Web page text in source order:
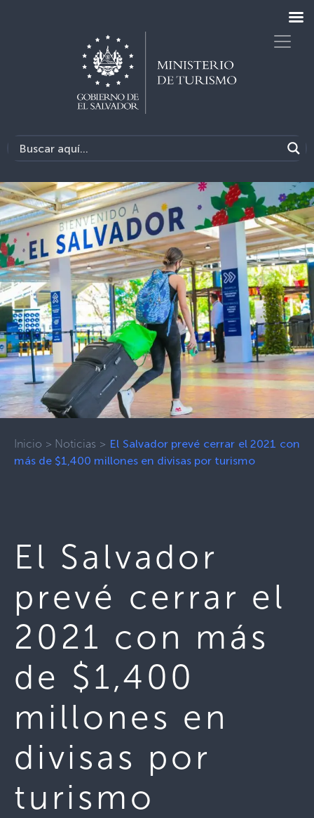
Inicio > Noticias > El Salvador prevé cerrar el 2021 con
más de $1,400 millones en divisas por turismo
El Salvador
prevé cerrar el
2021 con más
de $1,400
millones en
divisas por
turismo